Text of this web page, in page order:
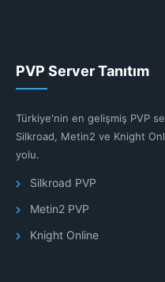
PVP Server Tanıtım
Türkiye'nin en gelişmiş PVP
Silkroad, Metin2 ve Knight
yolu.
Silkroad PVP
Metin2 PVP
Knight Online